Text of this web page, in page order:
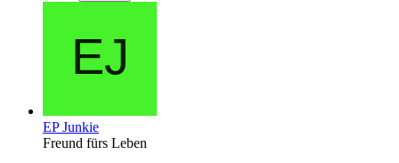
EP Junkie
Freund fürs Leben